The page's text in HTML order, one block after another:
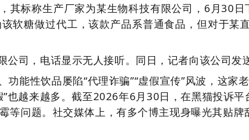
其标称生产厂家为某生物科技有限公司，6月30
软糖做过代工，该款产品系普通食品，但对于某
司，电话显示无人接听。同日，记者向该公司发
能性饮品屡陷“代理诈骗”“虚假宣传”风波，这家
也越来越多。截至2026年6月30日，在黑猫投诉
等问题。社交媒体上，有多个博主现身曝光其贴牌